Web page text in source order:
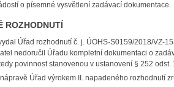
o písemné vysvětlení zadávací dokumentace.
rozhodnutí č. j. ÚOHS-S0159/2018/VZ-
nedoručil Úřadu kompletní dokumentaci o
povinnost stanovenou v ustanovení § 252 odst.
Úřad výrokem II. napadeného rozhodnutí